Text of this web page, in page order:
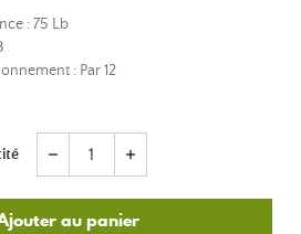
: 75 Lb
: Par 12
remove add
au panier